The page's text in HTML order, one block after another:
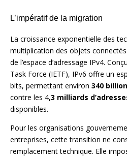
L’impératif de la migration
La croissance exponentielle des
multiplication des objets
de l’espace d’adressage IPv4.
Task Force (IETF), IPv6 offre un
bits, permettant environ 340
contre les 4,3 milliards
disponibles.
Pour les organisations
entreprises, cette transition ne
remplacement technique. Elle